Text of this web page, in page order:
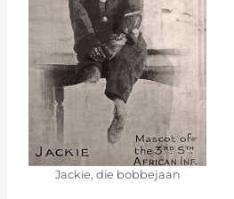
Jackie, die bobbejaan